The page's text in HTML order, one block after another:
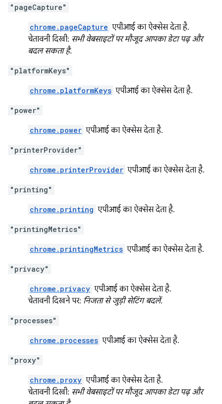
"pageCapture"
chrome.pageCapture एपीआई का ऐक्सेस देता है.
चेतावनी दिखी: सभी वेबसाइटों पर मौजूद आपका डेटा पढ़ और
बदल सकता है.
"platformKeys"
chrome.platformKeys एपीआई का ऐक्सेस देता है.
"power"
chrome.power एपीआई का ऐक्सेस देता है.
"printerProvider"
chrome.printerProvider एपीआई का ऐक्सेस देता है.
"printing"
chrome.printing एपीआई का ऐक्सेस देता है.
"printingMetrics"
chrome.printingMetrics एपीआई का ऐक्सेस देता है.
"privacy"
chrome.privacy एपीआई का ऐक्सेस देता है.
चेतावनी दिखने पर: निजता से जुड़ी सेटिंग बदलें.
"processes"
chrome.processes एपीआई का ऐक्सेस देता है.
"proxy"
chrome.proxy एपीआई का ऐक्सेस देता है.
चेतावनी दिखी: सभी वेबसाइटों पर मौजूद आपका डेटा पढ़ और